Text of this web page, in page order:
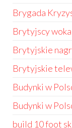
Brygada
Brytyjscy
Brytyjskie
Brytyjskie
Budynki w
Budynki w
build 10 foot